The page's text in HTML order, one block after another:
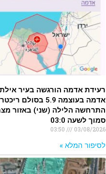
רעידת אדמה הורגשה בעיר
אדמה בעוצמה 5.9 בסולם ריכטר
התרחשה הלילה (שני) באזור
סמוך לשעה 03:0
03/08/2026
לסיפור המלא »